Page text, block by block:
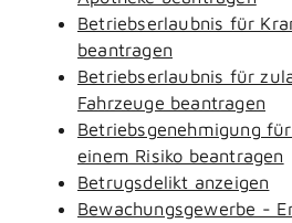
Betriebserlaubnis für
beantragen
Betriebserlaubnis für
Fahrzeuge beantragen
Betriebsgenehmigung
einem Risiko beantragen
Betrugsdelikt anzeigen
Bewachungsgewerbe -